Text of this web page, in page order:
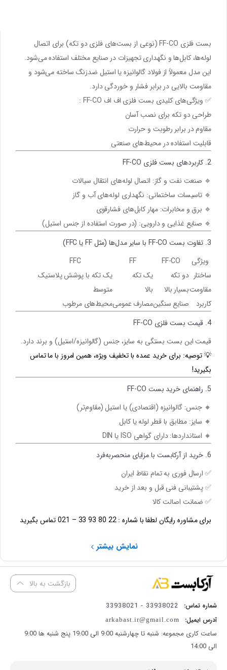
بست فلزی FF-CO(نوعی از بست‌های فلزی دو تکه) برای اتصال
لوله‌ها، کابل‌ها و نگهداری تجهیزات در صنایع مختلف استفاده می‌شود.
این مدل معمولاً ازفولاد گالوانیزه یا استیل ضدزنگ ساخته می‌شود و
مقاومت بالایی در برابر فشار و خوردگی دارد.
✅ ویژگی‌های کلیدی بست فلزی اف اف FF-CO :
طراحیدو تکهبرای نصب آسان
مقاوم در برابر رطوبت و حرارت
قابلیت استفاده در محیط‌های صنعتی
2. کاربردهای بست فلزی FF-CO
🔹 صنعت نفت و گاز: اتصال لوله‌های انتقال سیالات
🔹 تاسیسات ساختمانی: نگهداری لوله‌های آب و گاز
🔹 برق و مخابرات: مهار کابل‌های فشارقوی
🔹 صنایع غذایی و دارویی: (در صورت استفاده از جنس استیل)
3. تفاوت بست FF-CO با سایر مدل‌ها (مثل FF یا FFC)
ویژگی
FF-CO
FF
FFC
ساختار دو تکه یک تکه
یک تکه با پوشش پلاستیک
مقاومتبسیار بالا بالا
متوسط
کاربرد
صنایع سنگینمصارف عمومیمحیط‌های مرطوب
4. قیمت بست فلزی FF-CO
قیمت این بست بستگی به سایز، جنس (گالوانیزه/استیل) و برند دارد.
💡توصیه: برای خرید عمده باتخفیف ویژه، همین امروز با ما تماس
بگیرید!
5. راهنمای خرید بست FF-CO
🔸 جنس: گالوانیزه (اقتصادی) یا استیل (مقاوم‌تر)
🔸 سایز: مطابق با قطر لوله یا کابل
🔸 استانداردها:دارای گواهی ISO یا DIN
6. خرید از آرکابست با مزایای منحصربه‌فرد
✅ ارسال فوری به تمام نقاط ایران
✅پشتیبانی فنیقبل و بعد از خرید
✅ ضمانت اصالت کالا
برای مشاوره رایگان لطفا با شماره : 22 80 93 33 – 021 تماس بگیرید
نمایش بیشتر
بازگشت به بالا
شماره تماس: 33938022 - 33938021
آدرس ایمیل: arkabast.ir@gmail.com
ساعت کاری مجموعه: شنبه تا چهارشنبه 9:00 الی 19:00 پنج شنبه ها 9:00
الی 14:00